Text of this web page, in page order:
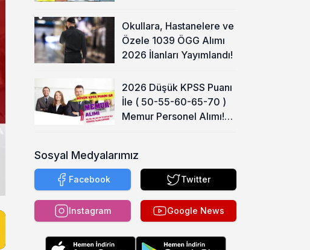
Okullara, Hastanelere ve
Özele 1039 ÖGG Alımı
2026 İlanları Yayımlandı!
2026 Düşük KPSS Puanı
İle ( 50-55-60-65-70 )
Memur Personel Alımı!
Sosyal Medyalarımız
Facebook Twitter
Instagram Google News